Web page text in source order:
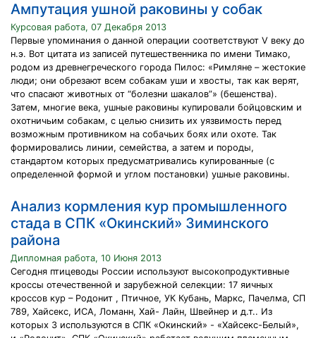
Ампутация ушной раковины у собак
Курсовая работа, 07 Декабря 2013
Первые упоминания о данной операции соответствуют V веку до
н.э. Вот цитата из записей путешественника по имени Тимако,
родом из древнегреческого города Пилос: «Римляне – жестокие
люди; они обрезают всем собакам уши и хвосты, так как верят,
что спасают животных от “болезни шакалов”» (бешенства).
Затем, многие века, ушные раковины купировали бойцовским и
охотничьим собакам, с целью снизить их уязвимость перед
возможным противником на собачьих боях или охоте. Так
формировались линии, семейства, а затем и породы,
стандартом которых предусматривались купированные (с
определенной формой и углом постановки) ушные раковины.
Анализ кормления кур промышленного
стада в СПК «Окинский» Зиминского
района
Дипломная работа, 10 Июня 2013
Сегодня птицеводы России используют высокопродуктивные
кроссы отечественной и зарубежной селекции: 17 яичных
кроссов кур – Родонит , Птичное, УК Кубань, Маркс, Пачелма, СП
789, Хайсекс, ИСА, Ломанн, Хай- Лайн, Швейнер и д.т.. Из
которых 3 используются в СПК «Окинский» - «Хайсекс-Белый»,